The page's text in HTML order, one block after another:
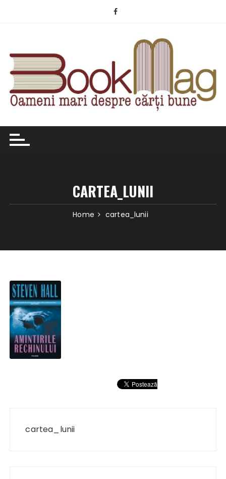
CARTEA_LUNII
Home cartea_lunii
cartea_lunii